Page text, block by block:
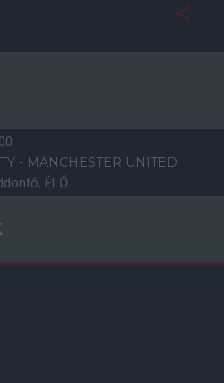
- MANCHESTER UNITED
ÉLŐ